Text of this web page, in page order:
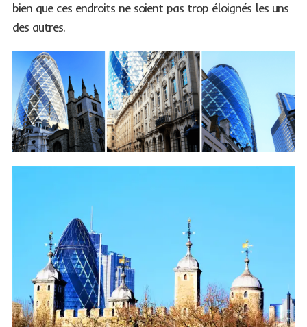
bien que ces endroits ne soient pas trop éloignés les uns
des autres.